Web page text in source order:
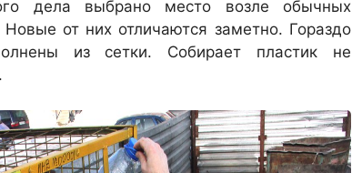
дела выбрано место возле обычных
от них отличаются заметно. Гораздо
из сетки. Собирает пластик не